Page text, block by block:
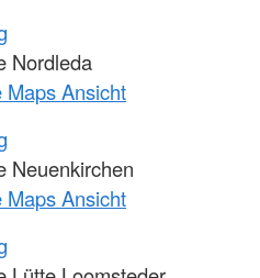
Nordleda
Maps Ansicht
Neuenkirchen
Maps Ansicht